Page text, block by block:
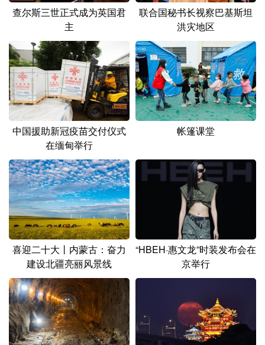
Русский язык 日本語 한국어
Deutsch Português
查尔斯三世正式成为英国君
主
联合国秘书长视察巴基斯坦
洪灾地区
中国援助新冠疫苗交付仪式
在缅甸举行
帐篷课堂
喜迎二十大丨内蒙古：奋力
建设北疆亮丽风景线
“HBEH·惠文龙”时装发布会在
京举行